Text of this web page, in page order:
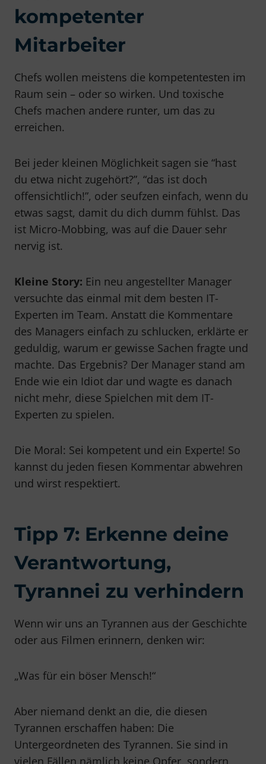
kompetenter
Mitarbeiter
Chefs wollen meistens die kompetentesten im
Raum sein – oder so wirken. Und toxische
Chefs machen andere runter, um das zu
erreichen.
Bei jeder kleinen Möglichkeit sagen sie “hast
du etwa nicht zugehört?”, “das ist doch
offensichtlich!”, oder seufzen einfach, wenn du
etwas sagst, damit du dich dumm fühlst. Das
ist Micro-Mobbing, was auf die Dauer sehr
nervig ist.
Kleine Story: Ein neu angestellter Manager
versuchte das einmal mit dem besten IT-
Experten im Team. Anstatt die Kommentare
des Managers einfach zu schlucken, erklärte er
geduldig, warum er gewisse Sachen fragte und
machte. Das Ergebnis? Der Manager stand am
Ende wie ein Idiot dar und wagte es danach
nicht mehr, diese Spielchen mit dem IT-
Experten zu spielen.
Die Moral: Sei kompetent und ein Experte! So
kannst du jeden fiesen Kommentar abwehren
und wirst respektiert.
Tipp 7: Erkenne deine
Verantwortung,
Tyrannei zu verhindern
Wenn wir uns an Tyrannen aus der Geschichte
oder aus Filmen erinnern, denken wir:
„Was für ein böser Mensch!“
Aber niemand denkt an die, die diesen
Tyrannen erschaffen haben: Die
Untergeordneten des Tyrannen. Sie sind in
vielen Fällen nämlich keine Opfer, sondern